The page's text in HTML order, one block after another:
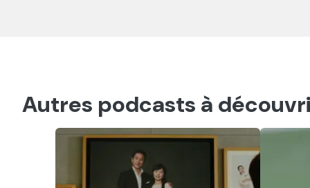
Autres podcasts à